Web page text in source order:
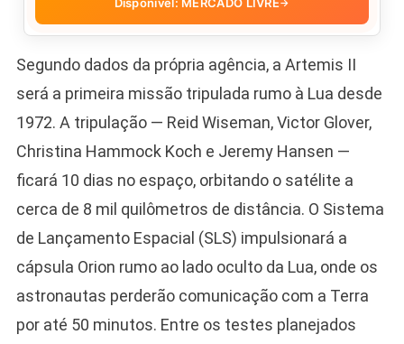
Segundo dados da própria agência, a Artemis II
será a primeira missão tripulada rumo à Lua desde
1972. A tripulação — Reid Wiseman, Victor Glover,
Christina Hammock Koch e Jeremy Hansen —
ficará 10 dias no espaço, orbitando o satélite a
cerca de 8 mil quilômetros de distância. O Sistema
de Lançamento Espacial (SLS) impulsionará a
cápsula Orion rumo ao lado oculto da Lua, onde os
astronautas perderão comunicação com a Terra
por até 50 minutos. Entre os testes planejados